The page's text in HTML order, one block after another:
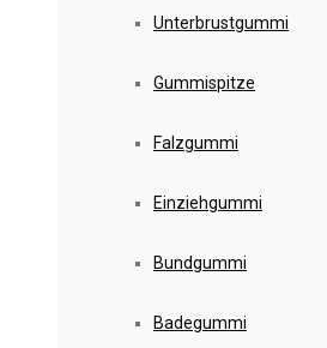
Unterbrustgummi
Gummispitze
Falzgummi
Einziehgummi
Bundgummi
Badegummi